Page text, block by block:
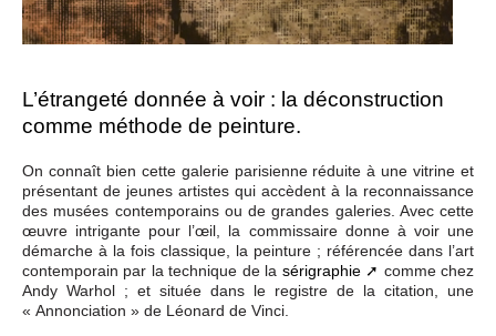
L’étrangeté donnée à voir : la déconstruction
comme méthode de peinture.
On connaît bien cette galerie parisienne réduite à une vitrine et
présentant de jeunes artistes qui accèdent à la reconnaissance
des musées contemporains ou de grandes galeries. Avec cette
œuvre intrigante pour l’œil, la commissaire donne à voir une
démarche à la fois classique, la peinture ; référencée dans l’art
contemporain par la technique de la sérigraphie
comme chez
Andy Warhol ; et située dans le registre de la citation, une
« Annonciation » de Léonard de Vinci.